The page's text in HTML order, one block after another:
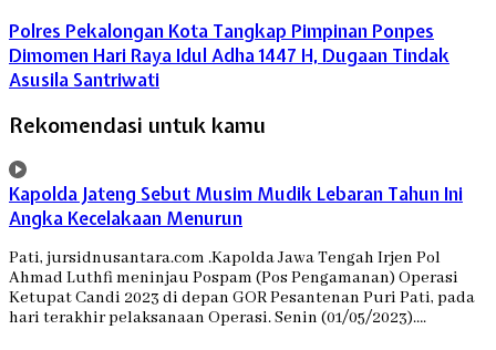
Polres Pekalongan Kota Tangkap Pimpinan Ponpes
Dimomen Hari Raya Idul Adha 1447 H, Dugaan Tindak
Asusila Santriwati
Rekomendasi untuk kamu
Kapolda Jateng Sebut Musim Mudik Lebaran Tahun Ini
Angka Kecelakaan Menurun
Pati, jursidnusantara.com .Kapolda Jawa Tengah Irjen Pol
Ahmad Luthfi meninjau Pospam (Pos Pengamanan) Operasi
Ketupat Candi 2023 di depan GOR Pesantenan Puri Pati, pada
hari terakhir pelaksanaan Operasi. Senin (01/05/2023)….